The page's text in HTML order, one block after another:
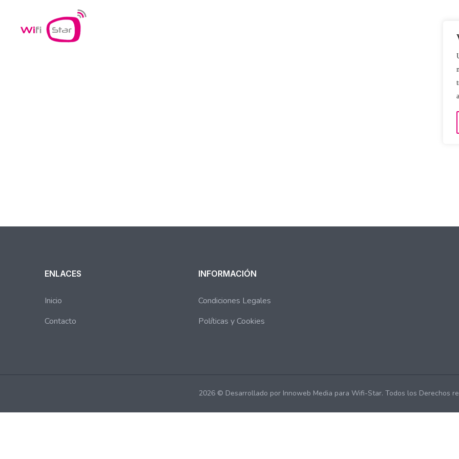
ENLACES
Inicio
Contacto
INFORMACIÓN
Condiciones Legales
Políticas y Cookies
2026 © Desarrollado por Innoweb Media para Wifi-Star. Todos los Derechos